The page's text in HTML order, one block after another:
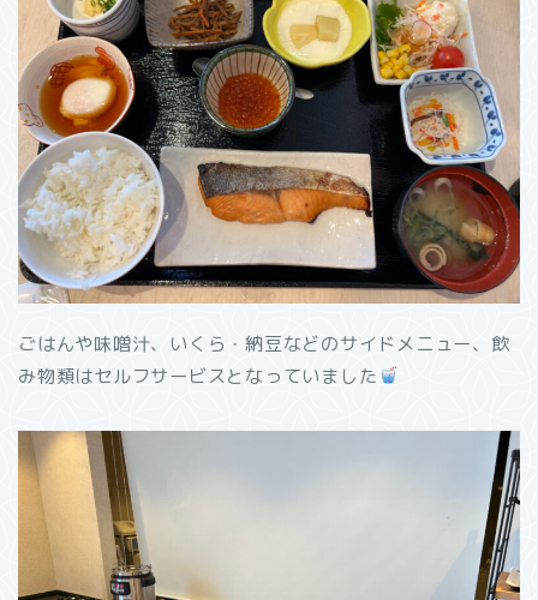
ごはんや味噌汁、いくら・納豆などのサイドメニュー、飲
み物類はセルフサービスとなっていました